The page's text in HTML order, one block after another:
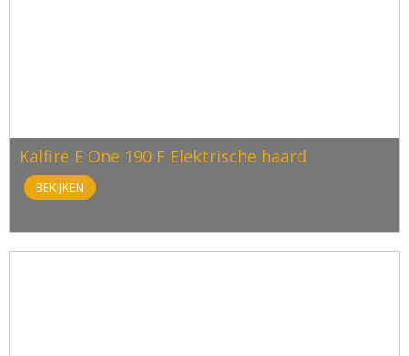
Kalfire E One 190 F Elektrische haard
BEKIJKEN